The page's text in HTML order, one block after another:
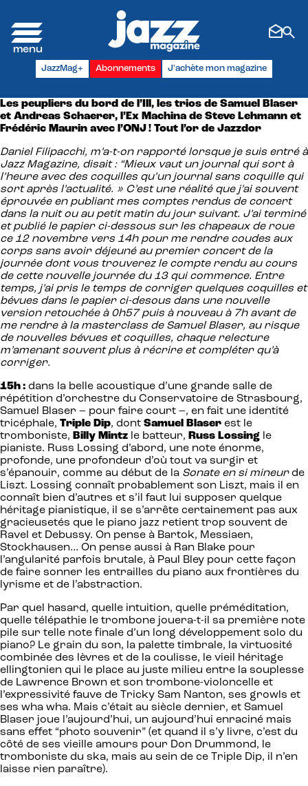
JazzMag+ Abonnements J'achète mon magazine
Les peupliers du bord de l’Ill, les trios de Samuel Blaser
et Andreas Schaerer, l’Ex Machina de Steve Lehmann et
Frédéric Maurin avec l’ONJ ! Tout l’or de Jazzdor
Daniel Filipacchi, m’a-t-on rapporté lorsque je suis entré à
Jazz Magazine, disait : “Mieux vaut un journal qui sort à
l’heure avec des coquilles qu’un journal sans coquille qui
sort après l’actualité. » C’est une réalité que j’ai souvent
éprouvée en publiant mes comptes rendus de concert
dans la nuit ou au petit matin du jour suivant. J’ai terminé
et publié le papier ci-dessous sur les chapeaux de roue
ce 12 novembre vers 14h pour me rendre coudes aux
corps sans avoir déjeuné au premier concert de la
journée dont vous trouverez le compte rendu au cours
de cette nouvelle journée du 13 qui commence. Entre
temps, j’ai pris le temps de corriger quelques coquilles et
bévues dans le papier ci-desous dans une nouvelle
version retouchée à 0h57 puis à nouveau à 7h avant de
me rendre à la masterclass de Samuel Blaser, au risque
de nouvelles bévues et coquilles, chaque relecture
m’amenant souvent plus à récrire et compléter qu’à
corriger.
15h : dans la belle acoustique d’une grande salle de
répétition d’orchestre du Conservatoire de Strasbourg,
Samuel Blaser – pour faire court –, en fait une identité
tricéphale, Triple Dip, dont Samuel Blaser est le
tromboniste, Billy Mintz le batteur, Russ Lossing le
pianiste. Russ Lossing d’abord, une note énorme,
profonde, une profondeur d’où tout va surgir et
s’épanouir, comme au début de la Sonate en si mineurde
Liszt. Lossing connaît probablement son Liszt, mais il en
connaît bien d’autres et s’il faut lui supposer quelque
héritage pianistique, il se s’arrête certainement pas aux
gracieusetés que le piano jazz retient trop souvent de
Ravel et Debussy. On pense à Bartok, Messiaen,
Stockhausen… On pense aussi à Ran Blake pour
l’angularité parfois brutale, à Paul Bley pour cette façon
de faire sonner les entrailles du piano aux frontières du
lyrisme et de l’abstraction.
Par quel hasard, quelle intuition, quelle préméditation,
quelle télépathie le trombone jouera-t-il sa première note
pile sur telle note finale d’un long développement solo du
piano? Le grain du son, la palette timbrale, la virtuosité
combinée des lèvres et de la coulisse, le vieil héritage
ellingtonien qui le place au juste milieu entre la souplesse
de Lawrence Brown et son trombone-violoncelle et
l’expressivité fauve de Tricky Sam Nanton, ses growls et
ses wha wha. Mais c’était au siècle dernier, et Samuel
Blaser joue l’aujourd’hui, un aujourd’hui enraciné mais
sans effet “photo souvenir” (et quand il s’y livre, c’est du
côté de ses vieille amours pour Don Drummond, le
tromboniste du ska, mais au sein de ce Triple Dip, il n’en
laisse rien paraître).